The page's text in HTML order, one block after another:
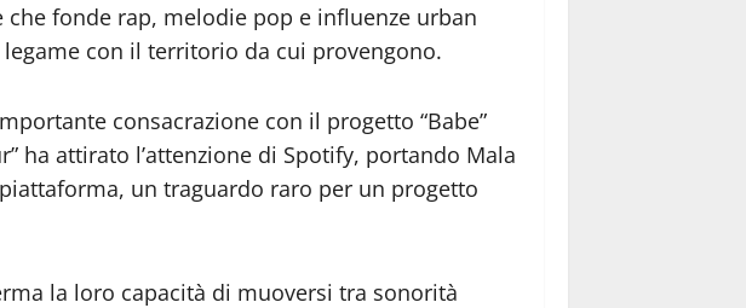
fonde rap, melodie pop e influenze urban
con il territorio da cui provengono.
consacrazione con il progetto “Babe”
ha attirato l’attenzione di Spotify, portando Mala
un traguardo raro per un progetto
la loro capacità di muoversi tra sonorità